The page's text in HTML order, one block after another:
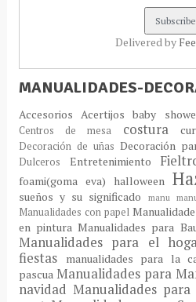
Delivered by
MANUALIDADES-
AccesoriosAcertijosbaby
Centros de mesa costura
Decoración de uñas Decoración
Dulceros Entretenimiento
foami(goma eva) halloween
sueños y su significado
manu
Manualidades con papel
en pinturaManualidades para
Manualidades para el
fiestas
manualidades para la
pascua Manualidades para
navidadManualidades para